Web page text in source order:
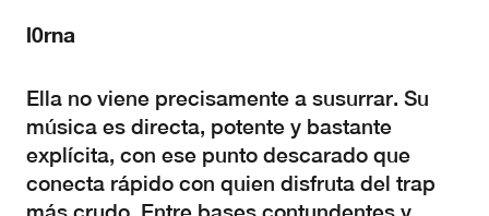
l0rna
Ella no viene precisamente a susurrar. Su
música es directa, potente y bastante
explícita, con ese punto descarado que
conecta rápido con quien disfruta del trap